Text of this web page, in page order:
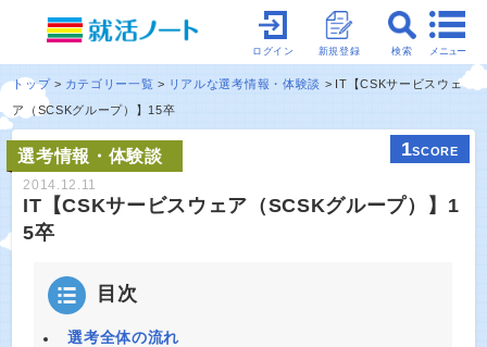
メニュー
検索
新規登録
ログイン
トップ カテゴリー一覧 リアルな選考情報・体験談
IT【CSKサービスウェ
ア（SCSKグループ）】15卒
選考情報・体験談 1SCORE
2014.12.11
IT【CSKサービスウェア（SCSKグループ）】1
5卒
目次
選考全体の流れ